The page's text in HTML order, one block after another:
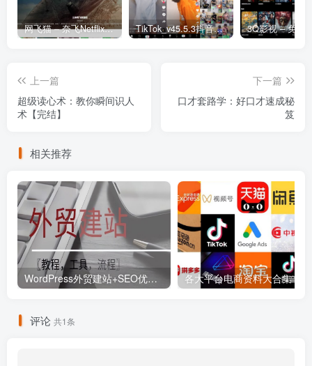
网飞猫 – 奈飞Netflix免费看 TikTok_v45.5.3抖音国际版_免拔卡解锁全球版
上一篇
超级读心术：教你瞬间识人
术【完结】
下一篇
口才套路学：好口才速成秘
笈
相关推荐
WordPress外贸建站+SEO优化课程【教程，工具，流程】
评论 共1条